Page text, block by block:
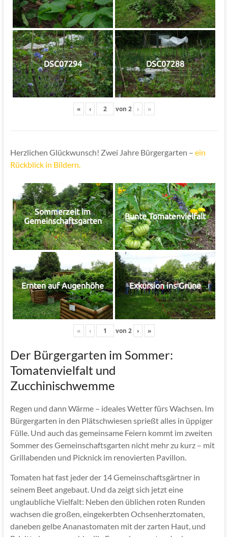
DSC07294 DSC07288
« ‹ von 2 › »
Herzlichen Glückwunsch! Zwei Jahre Bürgergarten – ein
Rückblick in Bildern.
Sommerzeit im
Gemeinschaftsgarten
Bunte Tomatenvielfalt
Ernten auf Augenhöhe Exkursion ins Grüne
« ‹ von 2 › »
Der Bürgergarten im Sommer:
Tomatenvielfalt und
Zucchinischwemme
Regen und dann Wärme – ideales Wetter fürs Wachsen. Im
Bürgergarten in den Plätschwiesen sprießt alles in üppiger
Fülle. Und auch das gemeinsame Feiern kommt im zweiten
Sommer des Gemeinschaftsgarten nicht mehr zu kurz – mit
Grillabenden und Picknick im renovierten Pavillon.
Tomaten hat fast jeder der 14 Gemeinschaftsgärtner in
seinem Beet angebaut. Und da zeigt sich jetzt eine
unglaubliche Vielfalt: Neben den üblichen roten Runden
wachsen die großen, eingekerbten Ochsenherztomaten,
daneben gelbe Ananastomaten mit der zarten Haut, und